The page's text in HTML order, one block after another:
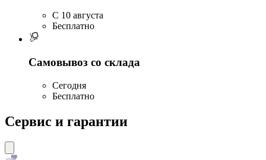
C 10 августа
Бесплатно
Самовывоз со склада
Сегодня
Бесплатно
Сервис и гарантии